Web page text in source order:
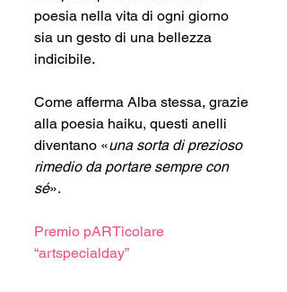
poesia nella vita di ogni giorno
sia un gesto di una bellezza
indicibile.
Come afferma Alba stessa, grazie
alla poesia haiku, questi anelli
diventano «una sorta di prezioso
rimedio da portare sempre con
sé».
Premio pARTicolare
“artspecialday”